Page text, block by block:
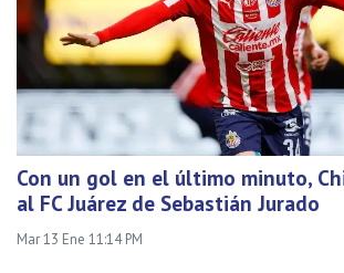
Con un gol en el último minuto,
al FC Juárez de Sebastián Jurado
Mar 13 Ene 11:14 PM